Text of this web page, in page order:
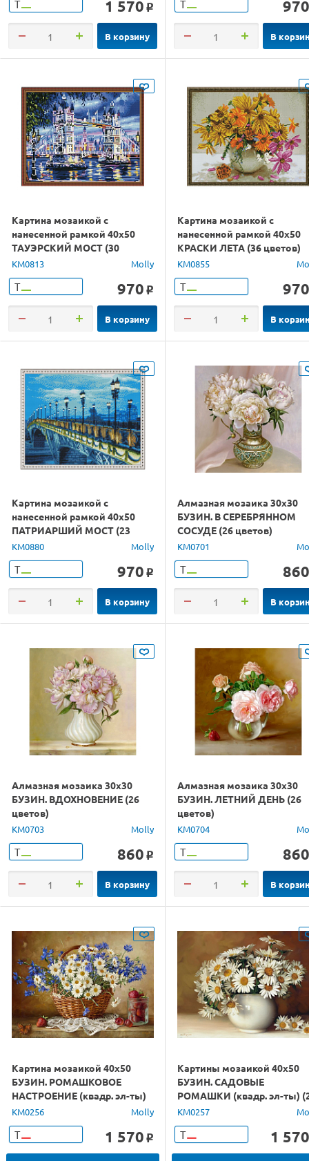
Т 1 570 o
В корзину
Т 970
В
Картина мозаикой с
нанесенной рамкой 40х50
ТАУЭРСКИЙ МОСТ (30
цветов)
KM0813 Molly
Т 970 o
В корзину
Картина мозаикой с
нанесенной рамкой 40х50
КРАСКИ ЛЕТА (36 цветов)
KM0855
Т 970
В
Картина мозаикой с
нанесенной рамкой 40х50
ПАТРИАРШИЙ МОСТ (23
цвета)
KM0880 Molly
Т 970 o
В корзину
Алмазная мозаика 30х30
БУЗИН. В СЕРЕБРЯННОМ
СОСУДЕ (26 цветов)
KM0701
Т 860
В
Алмазная мозаика 30х30
БУЗИН. ВДОХНОВЕНИЕ (26
цветов)
KM0703 Molly
Т 860 o
В корзину
Алмазная мозаика 30х30
БУЗИН. ЛЕТНИЙ ДЕНЬ (26
цветов)
KM0704
Т 860
В
Картина мозаикой 40х50
БУЗИН. РОМАШКОВОЕ
НАСТРОЕНИЕ (квадр. эл-ты)
(39 цветов)
KM0256 Molly
Т 1 570 o
Картины мозаикой 40х50
БУЗИН. САДОВЫЕ
РОМАШКИ (квадр. эл-ты)
цвет)
KM0257
Т 1 570